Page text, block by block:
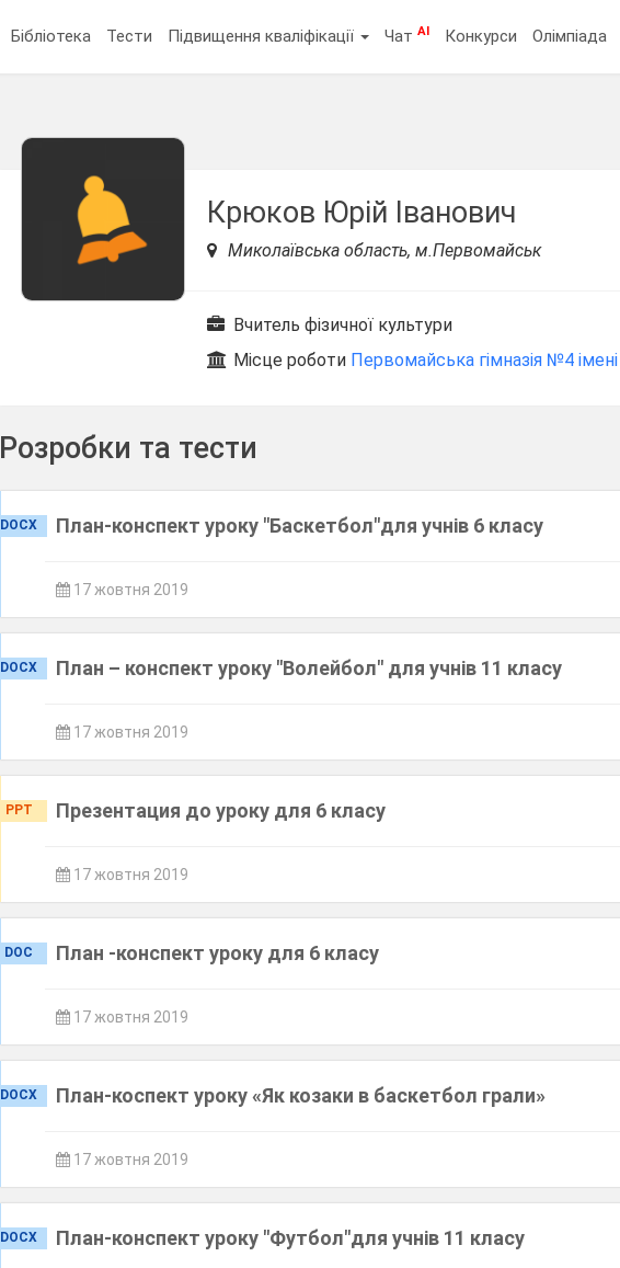
Бібліотека Тести Підвищення кваліфікації ЧатAI Конкурси Олімпіада
Крюков Юрій Іванович
Миколаївська область, м.Первомайськ
Вчитель фізичної культури
Місце роботи Первомайська гімназія №4
Розробки та тести
DOCX План-конспект уроку "Баскетбол"для учнів 6 класу
17 жовтня 2019
DOCX План – конспект уроку "Волейбол" для учнів 11 класу
17 жовтня 2019
PPT Презентация до уроку для 6 класу
17 жовтня 2019
DOC План -конспект уроку для 6 класу
17 жовтня 2019
DOCX План-коспект уроку «Як козаки в баскетбол грали»
17 жовтня 2019
DOCX План-конспект уроку "Футбол"для учнів 11 класу